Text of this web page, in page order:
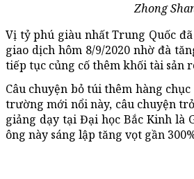
Zhong
Vị tỷ phú giàu nhất Trung Quốc
giao dịch hôm 8/9/2020 nhờ đà
tiếp tục củng cố thêm khối tài sản
Câu chuyện bỏ túi thêm hàng
trường mới nổi này, câu chuyện
giảng dạy tại Đại học Bắc Kinh là
ông này sáng lập tăng vọt gần